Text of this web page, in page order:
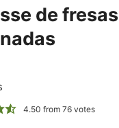
de fresas
4.50 from 76votes